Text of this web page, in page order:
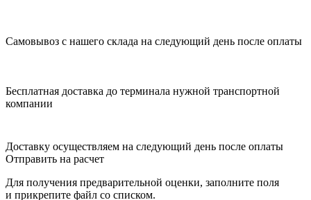
Самовывоз с нашего склада на следующий день после оплаты
Бесплатная доставка до терминала нужной транспортной
компании
Доставку осуществляем на следующий день после оплаты
Отправить на расчет
Для получения предварительной оценки, заполните поля
и прикрепите файл со списком.